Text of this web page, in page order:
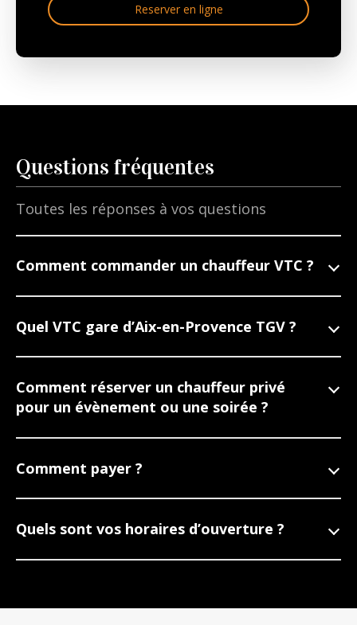
Reserver en ligne
Questions fréquentes
Toutes les réponses à vos questions
Comment commander un chauffeur VTC ?
Quel VTC gare d’Aix-en-Provence TGV ?
Comment réserver un chauffeur privé
pour un évènement ou une soirée ?
Comment payer ?
Quels sont vos horaires d’ouverture ?